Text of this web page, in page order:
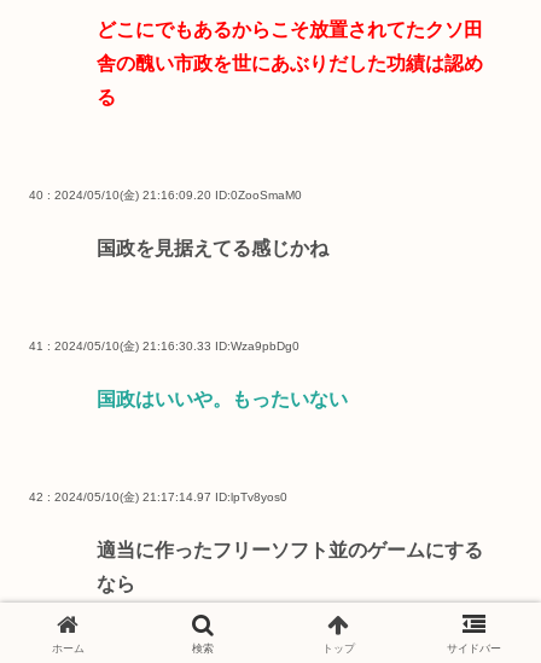
どこにでもあるからこそ放置されてたクソ田
舎の醜い市政を世にあぶりだした功績は認め
る
40 : 2024/05/10(金) 21:16:09.20 ID:0ZooSmaM0
国政を見据えてる感じかね
41 : 2024/05/10(金) 21:16:30.33 ID:Wza9pbDg0
国政はいいや。もったいない
42 : 2024/05/10(金) 21:17:14.97 ID:lpTv8yos0
適当に作ったフリーソフト並のゲームにする
なら
ホーム 検索 トップ サイドバー